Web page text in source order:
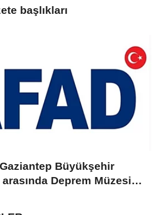
başlıkları
Büyükşehir
Deprem Müzesi